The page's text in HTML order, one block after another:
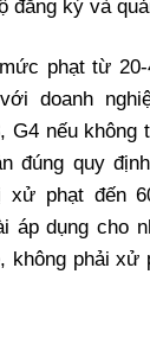
đăng ký và
phạt từ 20-
doanh
G4 nếu không
đúng quy
xử phạt đến
áp dụng cho
không phải xử